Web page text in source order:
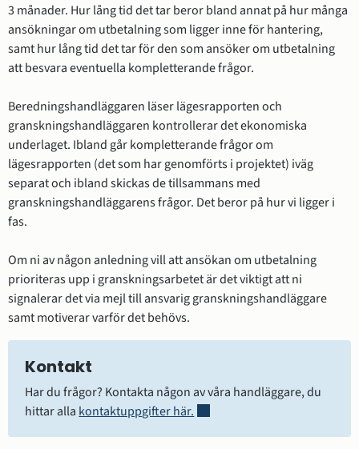
3 månader. Hur lång tid det tar beror bland annat på hur många
ansökningar om utbetalning som ligger inne för hantering,
samt hur lång tid det tar för den som ansöker om utbetalning
att besvara eventuella kompletterande frågor.
Beredningshandläggaren läser lägesrapporten och
granskningshandläggaren kontrollerar det ekonomiska
underlaget. Ibland går kompletterande frågor om
lägesrapporten (det som har genomförts i projektet) iväg
separat och ibland skickas de tillsammans med
granskningshandläggarens frågor. Det beror på hur vi ligger i
fas.
Om ni av någon anledning vill att ansökan om utbetalning
prioriteras upp i granskningsarbetet är det viktigt att ni
signalerar det via mejl till ansvarig granskningshandläggare
samt motiverar varför det behövs.
Kontakt
Har du frågor? Kontakta någon av våra handläggare, du
hittar alla kontaktuppgifter här.